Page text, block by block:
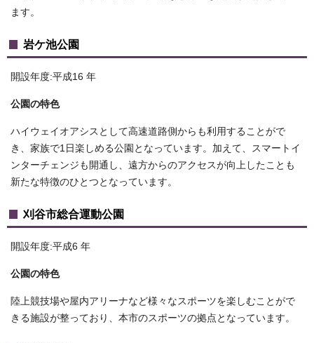
ます。
岩ケ池公園
開設年度:平成16 年
公園の特色
ハイウェイオアシスとして高速道路側からも利用することがで
き、家族で1日楽しめる公園となっています。加えて、スマートイ
ンターチェンジも開通し、遠方からのアクセスが向上したことも
新たな特徴のひとつとなっています。
刈谷市総合運動公園
開設年度:平成6 年
公園の特色
陸上競技場や屋内アリーナなど様々なスポーツを楽しむことがで
きる施設が整っており、本市のスポーツの拠点となっています。